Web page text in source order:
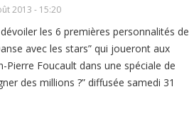
2013 - 15:20
les 6 premières personnalités de
avec les stars” qui joueront aux
Pierre Foucault dans une spéciale de
des millions ?” diffusée samedi 31